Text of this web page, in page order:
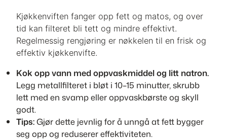
Kjøkkenviften fanger opp fett og matos, og over
tid kan filteret bli tett og mindre effektivt.
Regelmessig rengjøring er nøkkelen til en frisk og
effektiv kjøkkenvifte.
Kok opp vann med oppvaskmiddel og litt natron.
Legg metallfilteret i bløt i 10–15 minutter, skrubb
lett med en svamp eller oppvaskbørste og skyll
godt.
Tips:Gjør dette jevnlig for å unngå at fett bygger
seg opp og reduserer effektiviteten.